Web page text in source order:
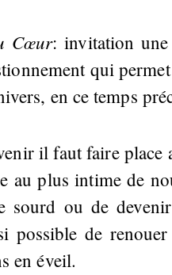
Cœur: invitation une
qui
en ce temps
il faut faire place
au plus intime de
sourd ou de
possible de
en éveil.